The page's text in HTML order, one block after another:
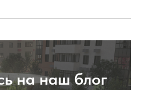
на наш блог